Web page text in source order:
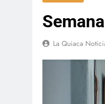
La Quiaca